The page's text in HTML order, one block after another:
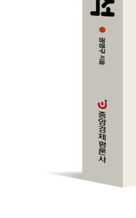
해질까｜항공화물운송장
어프로치하면 될까｜무역
이 있나｜무역실무자에게
역실무를 활용할 수 있는